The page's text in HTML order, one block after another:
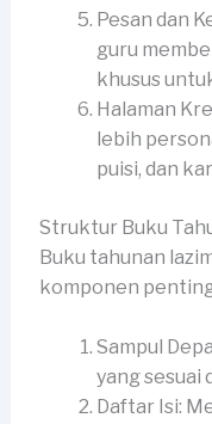
Pesan dan
guru
khusus
Halaman
lebih
puisi, dan
Struktur Buku
Buku tahunan
komponen
Sampul
yang sesuai
Daftar Isi: